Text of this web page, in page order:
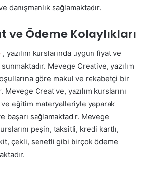
danışmanlık sağlamaktadır.
ve Ödeme Kolaylıkları
, yazılım kurslarında uygun fiyat ve
Mevege Creative, yazılım
göre makul ve rekabetçi bir
Mevege Creative, yazılım kurslarını
eğitim materyalleriyle yaparak
başarı sağlamaktadır. Mevege
peşin, taksitli, kredi kartlı,
çekli, senetli gibi birçok ödeme